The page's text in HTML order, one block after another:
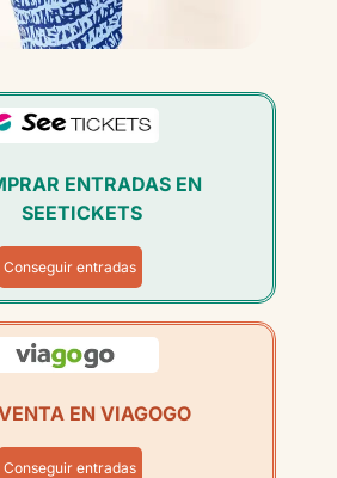
ENTRADAS EN
SEETICKETS
Conseguir entradas
EN VIAGOGO
Conseguir entradas